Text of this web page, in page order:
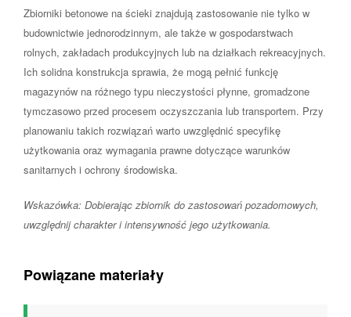
Zbiorniki betonowe na ścieki znajdują zastosowanie nie tylko w
budownictwie jednorodzinnym, ale także w gospodarstwach
rolnych, zakładach produkcyjnych lub na działkach rekreacyjnych.
Ich solidna konstrukcja sprawia, że mogą pełnić funkcję
magazynów na różnego typu nieczystości płynne, gromadzone
tymczasowo przed procesem oczyszczania lub transportem. Przy
planowaniu takich rozwiązań warto uwzględnić specyfikę
użytkowania oraz wymagania prawne dotyczące warunków
sanitarnych i ochrony środowiska.
Wskazówka: Dobierając zbiornik do zastosowań pozadomowych,
uwzględnij charakter i intensywność jego użytkowania.
Powiązane materiały